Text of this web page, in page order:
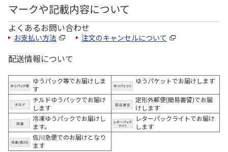
マークや記載内容について
よくあるお問い合わせ
お支払い方法 注文のキャンセルについて
配送情報について
ゆうパック等でお届けしま
す
ゆうパケットでお届けします
チルドゆうパックでお届け
します
定形外郵便(簡易書留)でお届
けします
冷凍ゆうパックでお届けし
ます。
レターパックライトでお届け
します
佐川急便でのお届けとなり
ます